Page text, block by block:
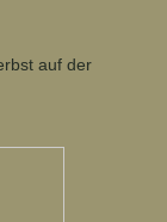
auf der